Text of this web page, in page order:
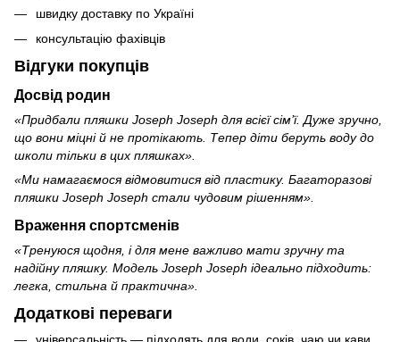
швидку доставку по Україні
консультацію фахівців
Відгуки покупців
Досвід родин
«Придбали пляшки Joseph Joseph для всієї сім’ї. Дуже зручно,
що вони міцні й не протікають. Тепер діти беруть воду до
школи тільки в цих пляшках».
«Ми намагаємося відмовитися від пластику. Багаторазові
пляшки Joseph Joseph стали чудовим рішенням».
Враження спортсменів
«Тренуюся щодня, і для мене важливо мати зручну та
надійну пляшку. Модель Joseph Joseph ідеально підходить:
легка, стильна й практична».
Додаткові переваги